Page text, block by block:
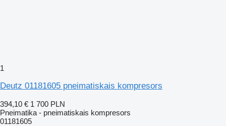
1
Deutz 01181605 pneimatiskais kompresors
394,10 € 1 700 PLN
Pneimatika - pneimatiskais kompresors
01181605